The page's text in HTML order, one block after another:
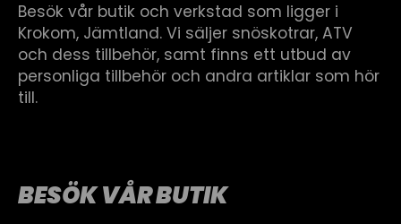
Besök vår butik och verkstad som ligger i
Krokom, Jämtland. Vi säljer snöskotrar, ATV
och dess tillbehör, samt finns ett utbud av
personliga tillbehör och andra artiklar som hör
till.
BESÖK VÅR BUTIK